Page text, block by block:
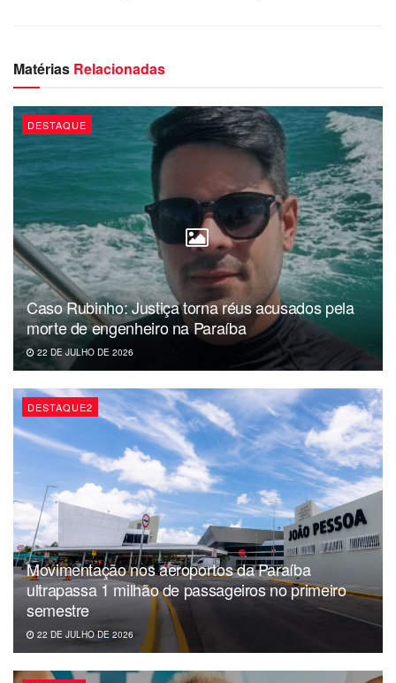
Matérias Relacionadas
DESTAQUE
Caso Rubinho: Justiça torna réus acusados pela
morte de engenheiro na Paraíba
22 DE JULHO DE 2026
DESTAQUE2
Movimentação nos aeroportos da Paraíba
ultrapassa 1 milhão de passageiros no primeiro
semestre
22 DE JULHO DE 2026